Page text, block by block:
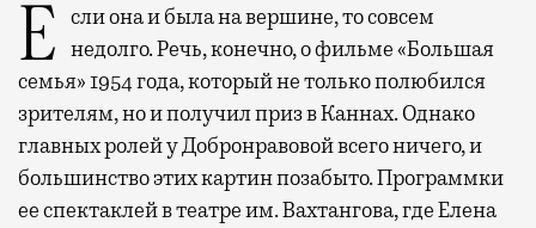
Если она и была на вершине, то совсем недолго. Речь, конечно, о фильме «Большая
семья» 1954 года, который не только полюбился
зрителям, но и получил приз в Каннах. Однако
главных ролей у Добронравовой всего ничего, и
большинство этих картин позабыто. Программки
ее спектаклей в театре им. Вахтангова, где Елена